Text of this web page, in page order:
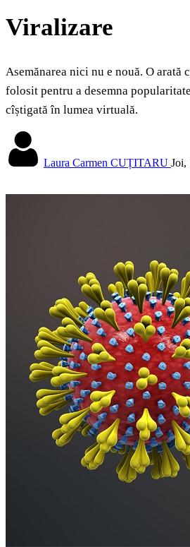
Viralizare
Asemănarea nici nu e nouă. O
folosit pentru a desemna
cîștigată în lumea virtuală.
Laura Carmen CUȚITARU Joi,